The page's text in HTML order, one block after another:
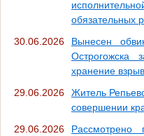
обязательных
30.06.2026
Вынесен
Острогожска
хранение
29.06.2026
Житель
совершении
29.06.2026